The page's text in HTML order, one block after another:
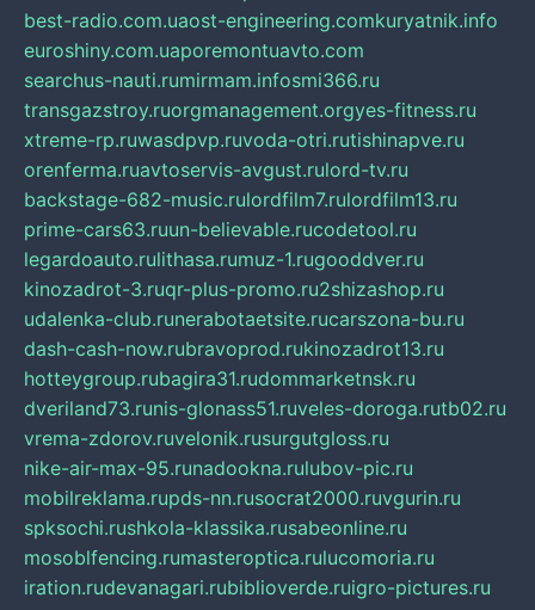
best-radio.com.uaost-engineering.comkuryatnik.info
euroshiny.com.uaporemontuavto.com
searchus-nauti.rumirmam.infosmi366.ru
transgazstroy.ruorgmanagement.orgyes-fitness.ru
xtreme-rp.ruwasdpvp.ruvoda-otri.rutishinapve.ru
orenferma.ruavtoservis-avgust.rulord-tv.ru
backstage-682-music.rulordfilm7.rulordfilm13.ru
prime-cars63.ruun-believable.rucodetool.ru
legardoauto.rulithasa.rumuz-1.rugooddver.ru
kinozadrot-3.ruqr-plus-promo.ru2shizashop.ru
udalenka-club.runerabotaetsite.rucarszona-bu.ru
dash-cash-now.rubravoprod.rukinozadrot13.ru
hotteygroup.rubagira31.rudommarketnsk.ru
dveriland73.runis-glonass51.ruveles-doroga.rutb02.ru
vrema-zdorov.ruvelonik.rusurgutgloss.ru
nike-air-max-95.runadookna.rulubov-pic.ru
mobilreklama.rupds-nn.rusocrat2000.ruvgurin.ru
spksochi.rushkola-klassika.rusabeonline.ru
mosoblfencing.rumasteroptica.rulucomoria.ru
iration.rudevanagari.rubiblioverde.ruigro-pictures.ru